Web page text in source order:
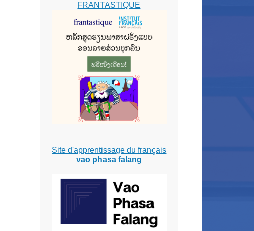
FRANTASTIQUE
Site d'apprentissage du français
vao phasa falang